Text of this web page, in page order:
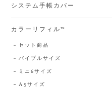
システム手帳カバー
カラーリフィル™️
セット商品
バイブルサイズ
ミニ6サイズ
A5サイズ